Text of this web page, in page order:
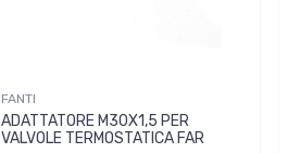
FANTI
ADATTATORE M30X1,5 PER
VALVOLE TERMOSTATICA FAR